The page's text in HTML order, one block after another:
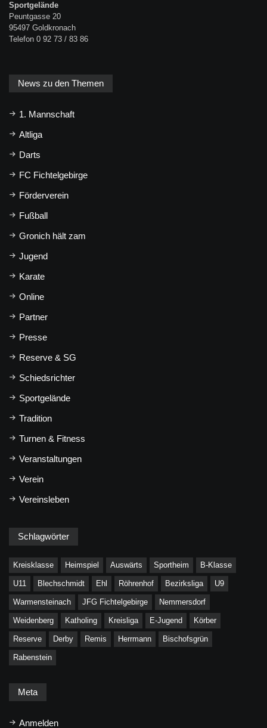
Sportgelände
Peuntgasse 20
95497 Goldkronach
Telefon 0 92 73 / 83 86
News zu den Themen
1. Mannschaft
Altliga
Darts
FC Fichtelgebirge
Förderverein
Fußball
Gronich hält zam
Jugend
Karate
Online
Partner
Presse
Reserve & SG
Schiedsrichter
Sportgelände
Tradition
Turnen & Fitness
Veranstaltungen
Verein
Vereinsleben
Schlagwörter
Kreisklasse Heimspiel Auswärts Sportheim B-Klasse
U11 Blechschmidt Ehl Röhrenhof Bezirksliga U9
Warmensteinach JFG Fichtelgebirge Nemmersdorf
Weidenberg Katholing Kreisliga E-Jugend Körber
Reserve Derby Remis Herrmann Bischofsgrün
Rabenstein
Meta
Anmelden